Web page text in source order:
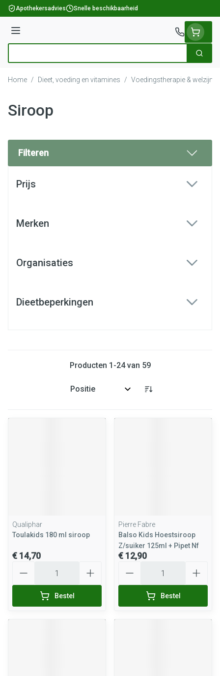
Ga naar de inhoud
Apothekersadvies Snelle beschikbaarheid
Menu
Zoek
Home / Dieet, voeding en vitamines / Voedingstherapie & welzijn
Siroop
Filteren
Prijs
Merken
Organisaties
Dieetbeperkingen
Producten 1 -24van 59
Sorteer op:
Qualiphar
Toulakids 180 ml siroop
€ 14,70
Bestel
Pierre Fabre
Balso Kids Hoestsiroop
Z/suiker 125ml + Pipet Nf
€ 12,90
Bestel